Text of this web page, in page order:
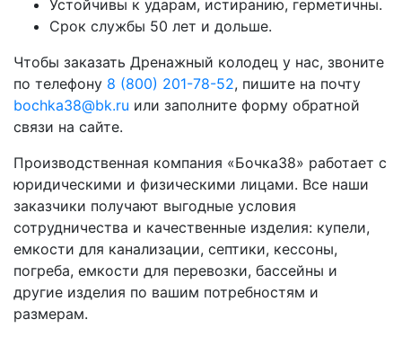
Устойчивы к ударам, истиранию, герметичны.
Срок службы 50 лет и дольше.
Чтобы заказать Дренажный колодец у нас, звоните
по телефону 8 (800) 201-78-52, пишите на почту
bochka38@bk.ru или заполните форму обратной
связи на сайте.
Производственная компания «Бочка38» работает с
юридическими и физическими лицами. Все наши
заказчики получают выгодные условия
сотрудничества и качественные изделия: купели,
емкости для канализации, септики, кессоны,
погреба, емкости для перевозки, бассейны и
другие изделия по вашим потребностям и
размерам.